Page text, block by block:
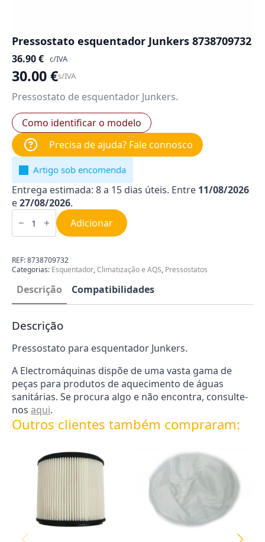
Pressostato esquentador Junkers 8738709732
36.90€ c/IVA
30.00€s/IVA
Pressostato de esquentador Junkers.
Como identificar o modelo
Precisa de ajuda? Fale connosco
Artigo sob encomenda
Entrega estimada: 8 a 15 dias úteis. Entre 11/08/2026
e27/08/2026.
Quantidade
de
Pressostato
esquentador
8738709732
Adicionar
REF:8738709732
Categorias: Esquentador,Climatização e AQS, Pressostatos
Descrição Compatibilidades
Descrição
Pressostato para esquentador Junkers.
A Electromáquinas dispõe de uma vasta gama de
peças para produtos de aquecimento de águas
sanitárias. Se procura algo e não encontra, consulte-
nos aqui.
Outros clientes também compraram: